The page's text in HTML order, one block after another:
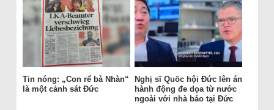
Tin nóng: „Con rể bà Nhàn“
là một cảnh sát Đức
Nghị sĩ Quốc hội Đức lên án
hành động đe dọa từ nước
ngoài với nhà báo tại Đức